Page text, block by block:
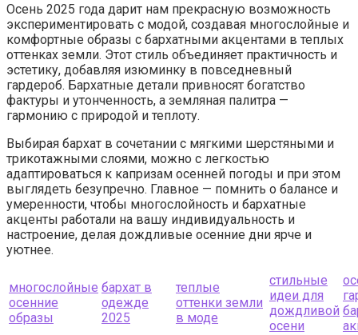
Осень 2025 года дарит нам прекрасную возможность
экспериментировать с модой, создавая многослойные и
комфортные образы с бархатными акцентами в теплых
оттенках земли. Этот стиль объединяет практичность и
эстетику, добавляя изюминку в повседневный
гардероб. Бархатные детали привносят богатство
фактуры и утонченность, а земляная палитра —
гармонию с природой и теплоту.
Выбирая бархат в сочетании с мягкими шерстяными и
трикотажными слоями, можно с легкостью
адаптироваться к капризам осенней погоды и при этом
выглядеть безупречно. Главное — помнить о балансе и
умеренности, чтобы многослойность и бархатные
акценты работали на вашу индивидуальность и
настроение, делая дождливые осенние дни ярче и
уютнее.
многослойные
осенние
образы
бархат в
одежде
2025
теплые
оттенки земли
в моде
стильные
идеи для
дождливой
осени